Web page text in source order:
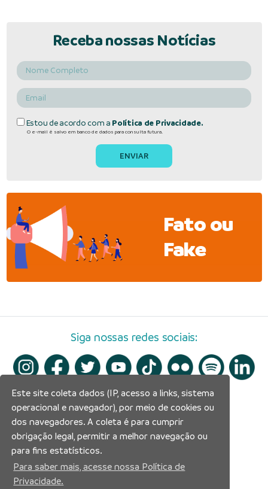
Receba nossas Notícias
Estou de acordo com a Política de Privacidade.
O e-mail é salvo em banco de dados para consulta futura.
Fato ou
Fake
Siga nossas redes sociais:
Este site coleta dados (IP, acesso a links, sistema
operacional e navegador), por meio de cookies ou
dos navegadores. A coleta é para cumprir
obrigação legal, permitir a melhor navegação ou
para fins estatísticos.
Para saber mais, acesse nossa Política de
Privacidade.